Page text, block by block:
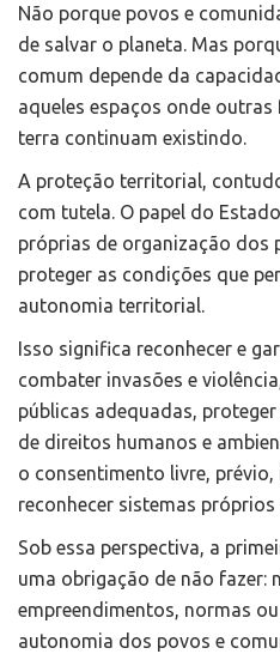
Não porque povos e
de salvar o planeta. Mas
comum depende da
aqueles espaços onde
terra continuam existindo.
A proteção territorial,
com tutela. O papel do
próprias de organização dos
proteger as condições que
autonomia territorial.
Isso significa reconhecer e
combater invasões e
públicas adequadas,
de direitos humanos e
o consentimento livre,
reconhecer sistemas próprios
Sob essa perspectiva, a
uma obrigação de não fazer:
empreendimentos, normas
autonomia dos povos e